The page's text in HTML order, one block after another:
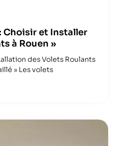
Choisir et Installer
à Rouen »
des Volets Roulants
» Les volets